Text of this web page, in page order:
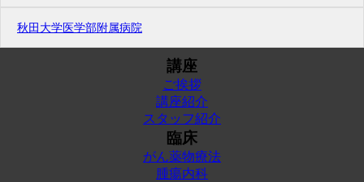
秋田大学医学部附属病院
講座
ご挨拶
講座紹介
スタッフ紹介
臨床
がん薬物療法
腫瘍内科